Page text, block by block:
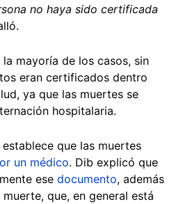
no haya sido certificada
mayoría de los casos, sin
eran certificados dentro
ya que las muertes se
hospitalaria.
que las muertes
un médico. Dib explicó que
ese documento, además
que, en general está